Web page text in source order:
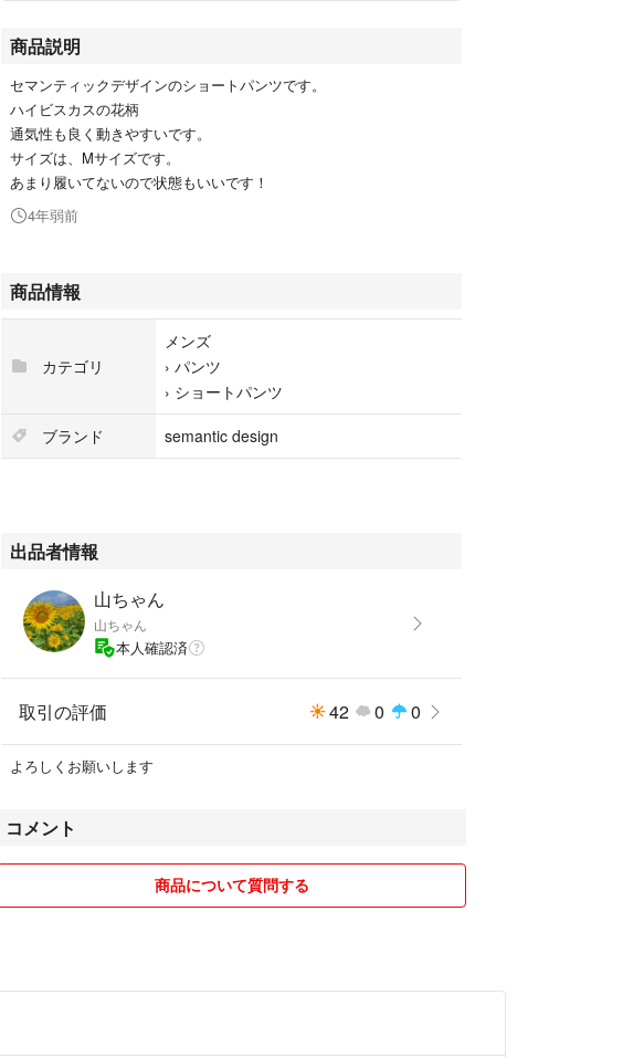
商品説明
セマンティックデザインのショートパンツです。
ハイビスカスの花柄
通気性も良く動きやすいです。
サイズは、Mサイズです。
あまり履いてないので状態もいいです！
4年弱前
商品情報
カテゴリ
メンズ
› パンツ
› ショートパンツ
ブランド
semantic design
出品者情報
山ちゃん
山ちゃん
本人確認済
取引の評価 42 0 0
よろしくお願いします
コメント
商品について質問する